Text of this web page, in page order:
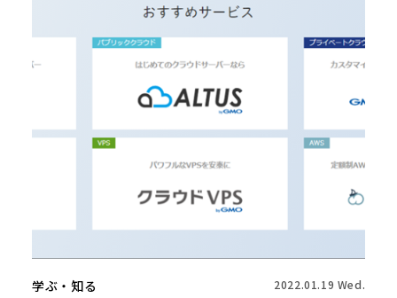
学ぶ・知る 2022.01.19 Wed.